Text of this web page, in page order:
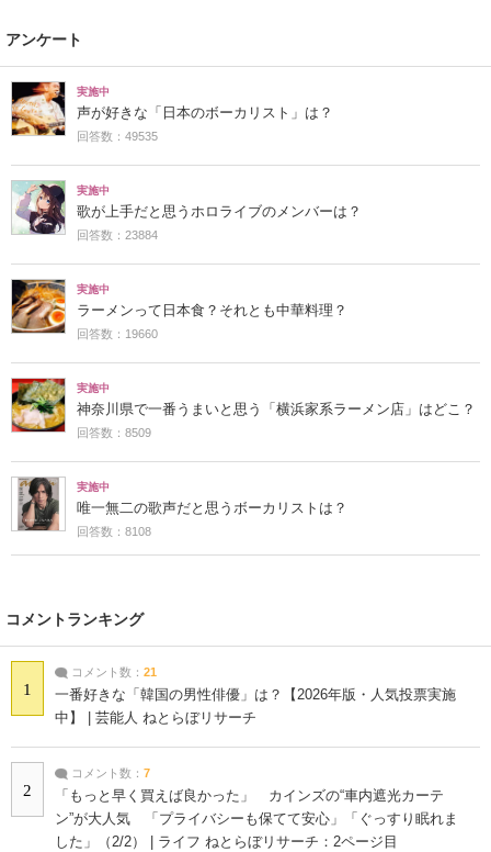
アンケート
実施中
声が好きな「日本のボーカリスト」は？
回答数：49535
実施中
歌が上手だと思うホロライブのメンバーは？
回答数：23884
実施中
ラーメンって日本食？それとも中華料理？
回答数：19660
実施中
神奈川県で一番うまいと思う「横浜家系ラーメン店」はどこ？
回答数：8509
実施中
唯一無二の歌声だと思うボーカリストは？
回答数：8108
コメントランキング
1
コメント数： 21
一番好きな「韓国の男性俳優」は？【2026年版・人気投票実施
中】 | 芸能人 ねとらぼリサーチ
2
コメント数： 7
「もっと早く買えば良かった」 カインズの“車内遮光カーテ
ン”が大人気 「プライバシーも保てて安心」「ぐっすり眠れま
した」（2/2） | ライフ ねとらぼリサーチ：2ページ目